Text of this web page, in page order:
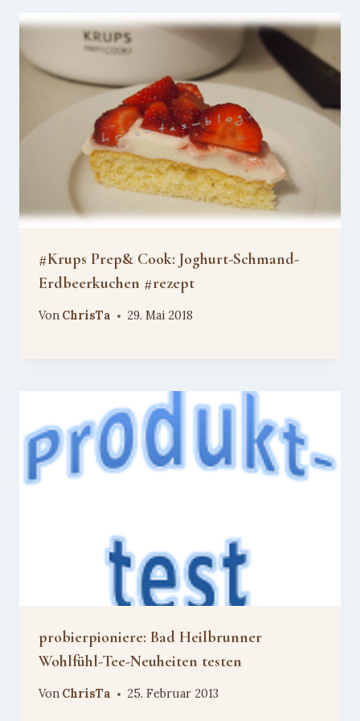
#Krups Prep& Cook: Joghurt-Schmand-
Erdbeerkuchen #rezept
Von ChrisTa 29. Mai 2018
probierpioniere: Bad Heilbrunner
Wohlfühl-Tee-Neuheiten testen
Von ChrisTa 25. Februar 2013